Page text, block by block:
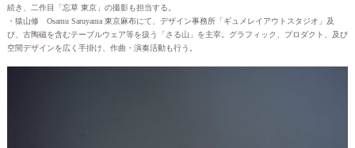
続き、二作目「忘草 東京」の撮影も担当する。
・猿山修 Osamu Saruyama 東京麻布にて、デザイン事務所「ギュメレイアウトスタジオ」及
び、古陶磁を含むテーブルウェア等を扱う「さる山」を主宰。グラフィック、プロダクト、及び
空間デザインを広く手掛け、作曲・演奏活動も行う。